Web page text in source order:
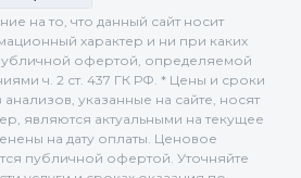
на то, что данный сайт носит
характер и ни при каких
офертой, определяемой
ч. 2 ст. 437 ГК РФ. * Цены и сроки
анализов, указанные на сайте, носят
являются актуальными на текущее
на дату оплаты. Ценовое
публичной офертой. Уточняйте